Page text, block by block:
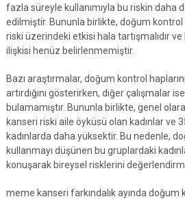
fazla süreyle kullanımıyla bu riskin daha
edilmiştir. Bununla birlikte, doğum kontrol
riski üzerindeki etkisi hala tartışmalıdır
ilişkisi henüz belirlenmemiştir.
Bazı araştırmalar, doğum kontrol
artırdığını gösterirken, diğer çalışmalar
bulamamıştır. Bununla birlikte, genel
kanseri riski aile öyküsü olan kadınlar ve
kadınlarda daha yüksektir. Bu nedenle,
kullanmayı düşünen bu gruplardaki
konuşarak bireysel risklerini
meme kanseri farkındalık ayında doğum